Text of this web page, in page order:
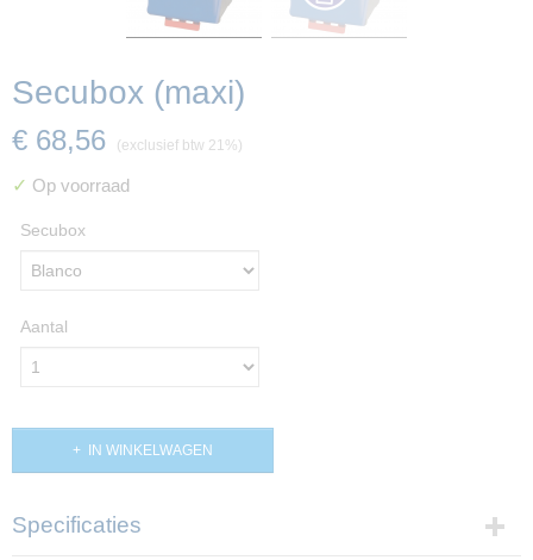
Secubox (maxi)
€ 68,56 (exclusief btw 21%)
✓ Op voorraad
Secubox
Aantal
IN WINKELWAGEN
Specificaties